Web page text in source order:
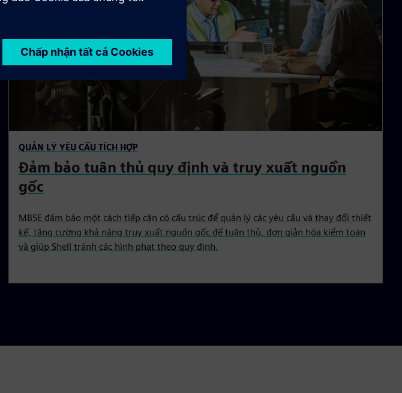
QUẢN LÝ YÊU CẦU TÍCH HỢP
Đảm bảo tuân thủ quy định và truy xuất nguồn
gốc
MBSE đảm bảo một cách tiếp cận có cấu trúc để quản lý các yêu cầu và thay đổi thiết
kế, tăng cường khả năng truy xuất nguồn gốc để tuân thủ, đơn giản hóa kiểm toán
và giúp Shell tránh các hình phạt theo quy định.